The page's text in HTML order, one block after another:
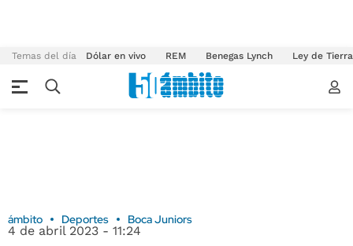
Temas del día Dólar en vivo REM Benegas Lynch Ley de
ámbito Deportes Boca Juniors
4 de abril 2023 - 11:24